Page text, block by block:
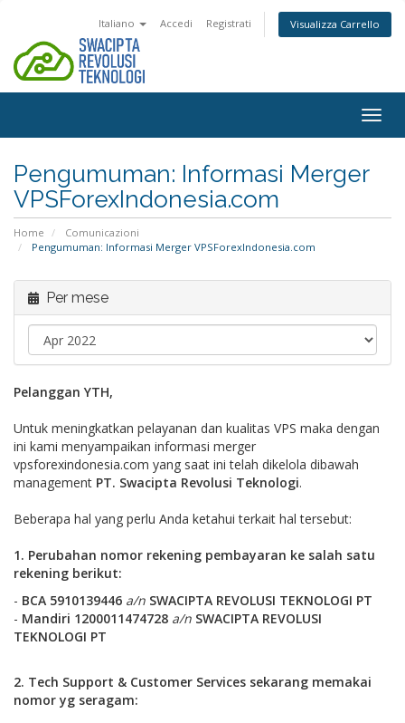
Italiano Accedi Registrati Visualizza Carrello
Pengumuman: Informasi Merger
VPSForexIndonesia.com
Home
Comunicazioni
Pengumuman: Informasi Merger VPSForexIndonesia.com
Per mese
Pelanggan YTH,
Untuk meningkatkan pelayanan dan kualitas VPS maka dengan
ini kami menyampaikan informasi merger
vpsforexindonesia.com yang saat ini telah dikelola dibawah
management PT. Swacipta Revolusi Teknologi.
Beberapa hal yang perlu Anda ketahui terkait hal tersebut:
1. Perubahan nomor rekening pembayaran ke salah satu
rekening berikut:
- BCA 5910139446 a/n SWACIPTA REVOLUSI TEKNOLOGI PT
- Mandiri 1200011474728 a/n SWACIPTA REVOLUSI
TEKNOLOGI PT
2. Tech Support & Customer Services sekarang memakai
nomor yg seragam: